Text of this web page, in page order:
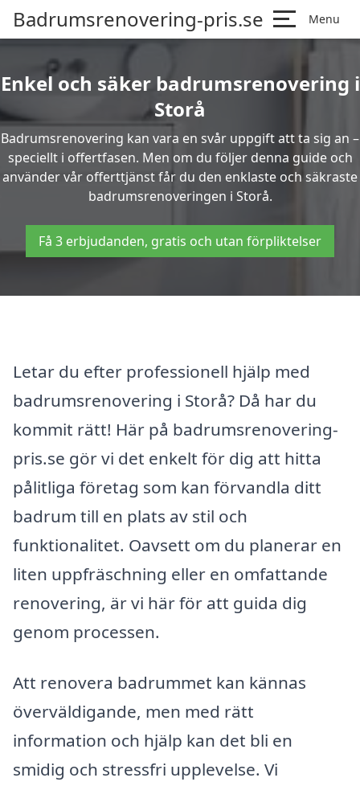
Badrumsrenovering-pris.se Menu
Enkel och säker badrumsrenovering i
Storå
Badrumsrenovering kan vara en svår uppgift att ta sig an –
speciellt i offertfasen. Men om du följer denna guide och
använder vår offerttjänst får du den enklaste och säkraste
badrumsrenoveringen i Storå.
Få 3 erbjudanden, gratis och utan förpliktelser
Letar du efter professionell hjälp med
badrumsrenovering i Storå? Då har du
kommit rätt! Här på badrumsrenovering-
pris.se gör vi det enkelt för dig att hitta
pålitliga företag som kan förvandla ditt
badrum till en plats av stil och
funktionalitet. Oavsett om du planerar en
liten uppfräschning eller en omfattande
renovering, är vi här för att guida dig
genom processen.
Att renovera badrummet kan kännas
överväldigande, men med rätt
information och hjälp kan det bli en
smidig och stressfri upplevelse. Vi